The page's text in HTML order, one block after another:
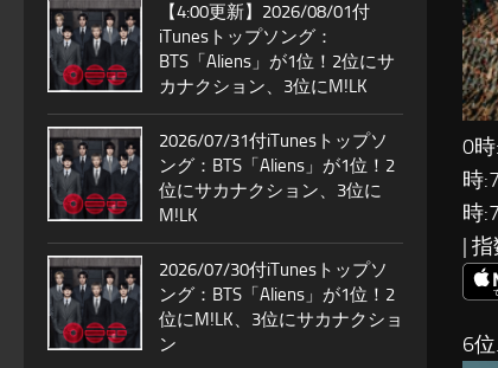
0
時
時
|
6
【4:00更新】2026/08/01付
iTunesトップソング：
BTS「Aliens」が1位！2位にサ
カナクション、3位にM!LK
2026/07/31付iTunesトップソ
ング：BTS「Aliens」が1位！2
位にサカナクション、3位に
M!LK
2026/07/30付iTunesトップソ
ング：BTS「Aliens」が1位！2
位にM!LK、3位にサカナクショ
ン